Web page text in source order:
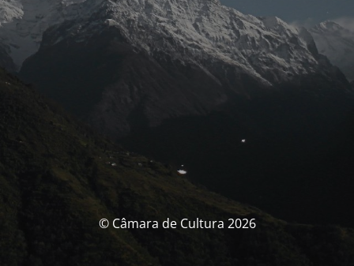
© Câmara de Cultura 2026